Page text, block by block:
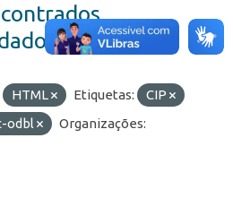
HTML Etiquetas:
CIP
odbl
Organizações: